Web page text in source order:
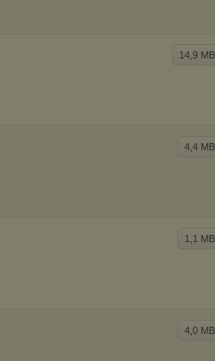
14,9 MB
4,4 MB
1,1 MB
4,0 MB